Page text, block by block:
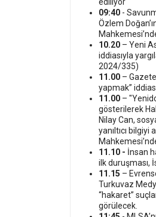
ediliyor
09:40 -
Özlem
10.20 – Yeni
iddiasıyla
2024/335)
11.00 –
yapmak”
11.00 –
gösterilerek
Nilay Can,
yanıltıcı
11.10 - İnsan
ilk duruşması,
11.15 –
Turkuvaz
“hakaret”
görülecek.